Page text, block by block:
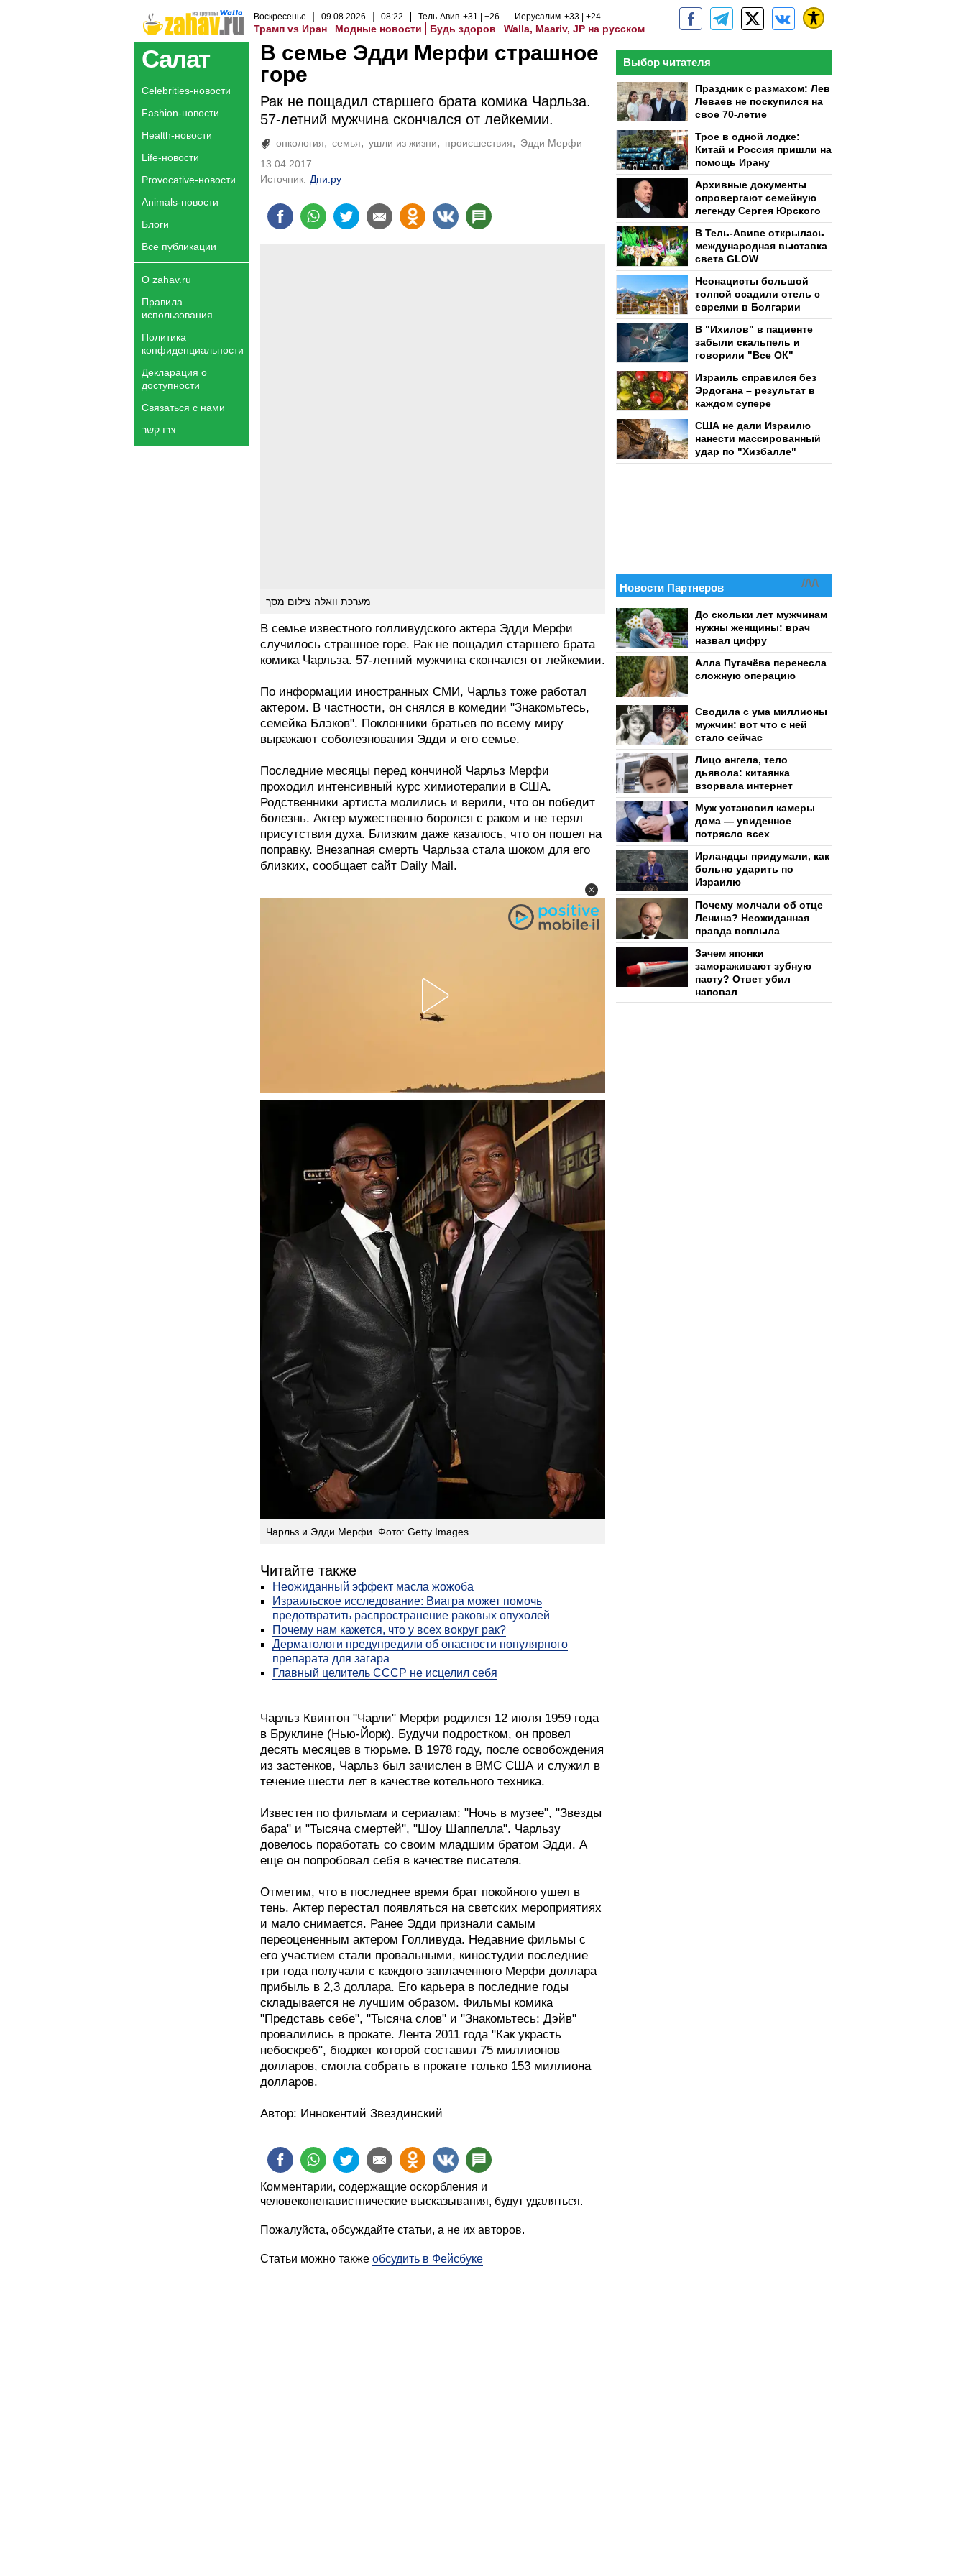
Воскресенье 09.08.2026 08:22 Тель-Авив +31 +26 Иерусалим +33 +24
Трамп vs Иран Модные новости Будь здоров Walla, Maariv, JP на русском
Салат
Celebrities-новости
Fashion-новости
Health-новости
Life-новости
Provocative-новости
Animals-новости
Блоги
Все публикации
О zahav.ru
Правила
использования
Политика
конфиденциальности
Декларация о
доступности
Связаться с нами
צרו קשר
В семье Эдди Мерфи страшное
горе
Рак не пощадил старшего брата комика Чарльза.
57-летний мужчина скончался от лейкемии.
онкология семья ушли из жизни происшествия
Эдди Мерфи
13.04.2017
Источник: Дни.ру
מערכת וואלה צילום מסך
В семье известного голливудского актера Эдди Мерфи
случилось страшное горе. Рак не пощадил старшего брата
комика Чарльза. 57-летний мужчина скончался от лейкемии.
По информации иностранных СМИ, Чарльз тоже работал
актером. В частности, он снялся в комедии "Знакомьтесь,
семейка Блэков". Поклонники братьев по всему миру
выражают соболезнования Эдди и его семье.
Последние месяцы перед кончиной Чарльз Мерфи
проходил интенсивный курс химиотерапии в США.
Родственники артиста молились и верили, что он победит
болезнь. Актер мужественно боролся с раком и не терял
присутствия духа. Близким даже казалось, что он пошел на
поправку. Внезапная смерть Чарльза стала шоком для его
близких, сообщает сайт Daily Mail.
Чарльз и Эдди Мерфи. Фото: Getty Images
Читайте также
Неожиданный эффект масла жожоба
Израильское исследование: Виагра может помочь
предотвратить распространение раковых опухолей
Почему нам кажется, что у всех вокруг рак?
Дерматологи предупредили об опасности популярного
препарата для загара
Главный целитель СССР не исцелил себя
Чарльз Квинтон "Чарли" Мерфи родился 12 июля 1959 года
в Бруклине (Нью-Йорк). Будучи подростком, он провел
десять месяцев в тюрьме. В 1978 году, после освобождения
из застенков, Чарльз был зачислен в ВМС США и служил в
течение шести лет в качестве котельного техника.
Известен по фильмам и сериалам: "Ночь в музее", "Звезды
бара" и "Тысяча смертей", "Шоу Шаппелла". Чарльзу
довелось поработать со своим младшим братом Эдди. А
еще он попробовал себя в качестве писателя.
Отметим, что в последнее время брат покойного ушел в
тень. Актер перестал появляться на светских мероприятиях
и мало снимается. Ранее Эдди признали самым
переоцененным актером Голливуда. Недавние фильмы с
его участием стали провальными, киностудии последние
три года получали с каждого заплаченного Мерфи доллара
прибыль в 2,3 доллара. Его карьера в последние годы
складывается не лучшим образом. Фильмы комика
"Представь себе", "Тысяча слов" и "Знакомьтесь: Дэйв"
провалились в прокате. Лента 2011 года "Как украсть
небоскреб", бюджет которой составил 75 миллионов
долларов, смогла собрать в прокате только 153 миллиона
долларов.
Автор: Иннокентий Звездинский
Комментарии, содержащие оскорбления и
человеконенавистнические высказывания, будут удаляться.
Пожалуйста, обсуждайте статьи, а не их авторов.
Статьи можно также обсудить в Фейсбуке
Выбор читателя
Праздник с размахом: Лев
Леваев не поскупился на
свое 70-летие
Трое в одной лодке:
Китай и Россия пришли на
помощь Ирану
Архивные документы
опровергают семейную
легенду Сергея Юрского
В Тель-Авиве открылась
международная выставка
света GLOW
Неонацисты большой
толпой осадили отель с
евреями в Болгарии
В "Ихилов" в пациенте
забыли скальпель и
говорили "Все ОК"
Израиль справился без
Эрдогана – результат в
каждом супере
США не дали Израилю
нанести массированный
удар по "Хизбалле"